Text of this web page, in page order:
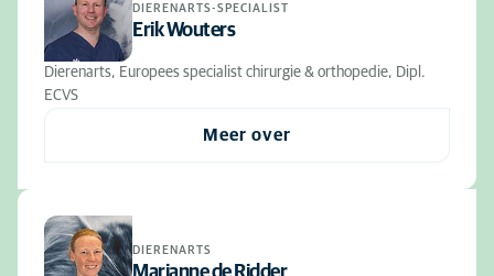
DIERENARTS-SPECIALIST
Erik Wouters
Dierenarts, Europees specialist chirurgie & orthopedie, Dipl.
ECVS
Meer over
DIERENARTS